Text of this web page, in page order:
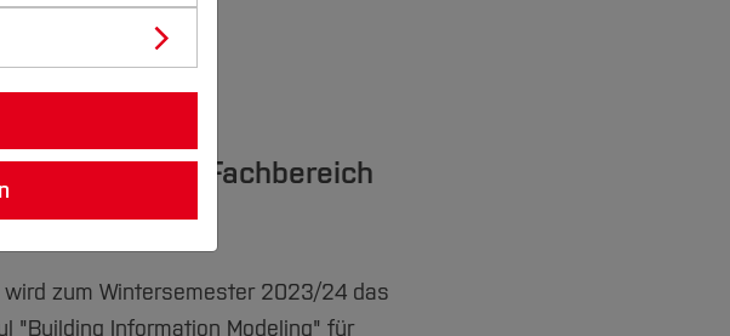
im Fachbereich
wird zum Wintersemester 2023/24 das
"Building Information Modeling" für